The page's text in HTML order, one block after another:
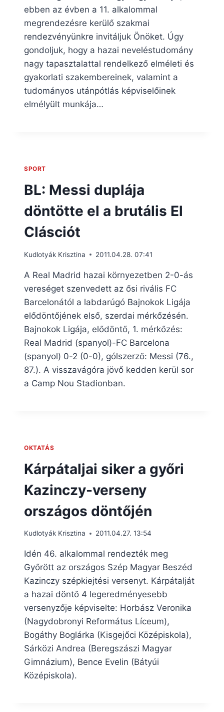
ebben az évben a 11. alkalommal
megrendezésre kerülő szakmai
rendezvényünkre invitáljuk Önöket. Úgy
gondoljuk, hogy a hazai neveléstudomány
nagy tapasztalattal rendelkező elméleti és
gyakorlati szakembereinek, valamint a
tudományos utánpótlás képviselőinek
elmélyült munkája…
SPORT
BL: Messi duplája
döntötte el a brutális El
Clásciót
Kudlotyák Krisztina 2011.04.28. 07:41
A Real Madrid hazai környezetben 2-0-ás
vereséget szenvedett az ősi rivális FC
Barcelonától a labdarúgó Bajnokok Ligája
elődöntőjének első, szerdai mérkőzésén.
Bajnokok Ligája, elődöntő, 1. mérkőzés:
Real Madrid (spanyol)-FC Barcelona
(spanyol) 0-2 (0-0), gólszerző: Messi (76.,
87.). A visszavágóra jövő kedden kerül sor
a Camp Nou Stadionban.
OKTATÁS
Kárpátaljai siker a győri
Kazinczy-verseny
országos döntőjén
Kudlotyák Krisztina 2011.04.27. 13:54
Idén 46. alkalommal rendezték meg
Győrött az országos Szép Magyar Beszéd
Kazinczy szépkiejtési versenyt. Kárpátalját
a hazai döntő 4 legeredményesebb
versenyzője képviselte: Horbász Veronika
(Nagydobronyi Református Líceum),
Bogáthy Boglárka (Kisgejőci Középiskola),
Sárközi Andrea (Beregszászi Magyar
Gimnázium), Bence Evelin (Bátyúi
Középiskola).